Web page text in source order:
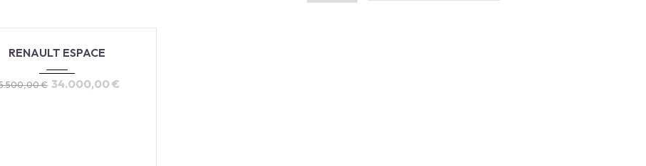
RENAULT ESPACE
€ 34.000,00€